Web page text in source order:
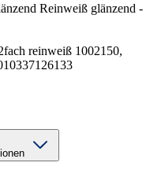
Reinweiß glänzend -
reinweiß 1002150,